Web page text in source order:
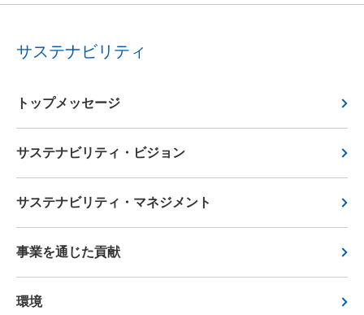
サステナビリティ
トップメッセージ
サステナビリティ・ビジョン
サステナビリティ・マネジメント
事業を通じた貢献
環境